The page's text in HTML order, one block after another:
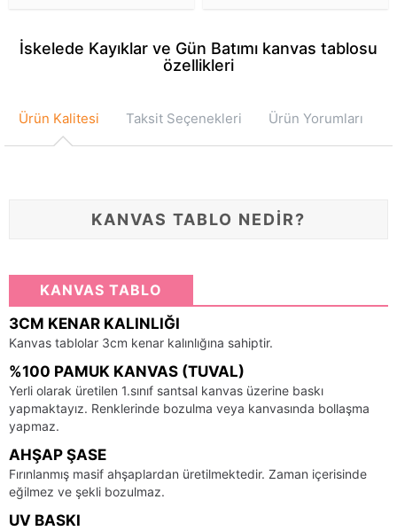
İskelede Kayıklar ve Gün Batımı kanvas tablosu
özellikleri
Ürün Kalitesi Taksit Seçenekleri Ürün Yorumları
KANVAS TABLO NEDİR?
KANVAS TABLO
3CM KENAR KALINLIĞI
Kanvas tablolar 3cm kenar kalınlığına sahiptir.
%100 PAMUK KANVAS (TUVAL)
Yerli olarak üretilen 1.sınıf santsal kanvas üzerine baskı
yapmaktayız. Renklerinde bozulma veya kanvasında bollaşma
yapmaz.
AHŞAP ŞASE
Fırınlanmış masif ahşaplardan üretilmektedir. Zaman içerisinde
eğilmez ve şekli bozulmaz.
UV BASKI